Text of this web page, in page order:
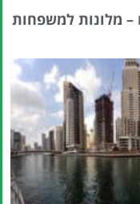
– מלונות למשפחות